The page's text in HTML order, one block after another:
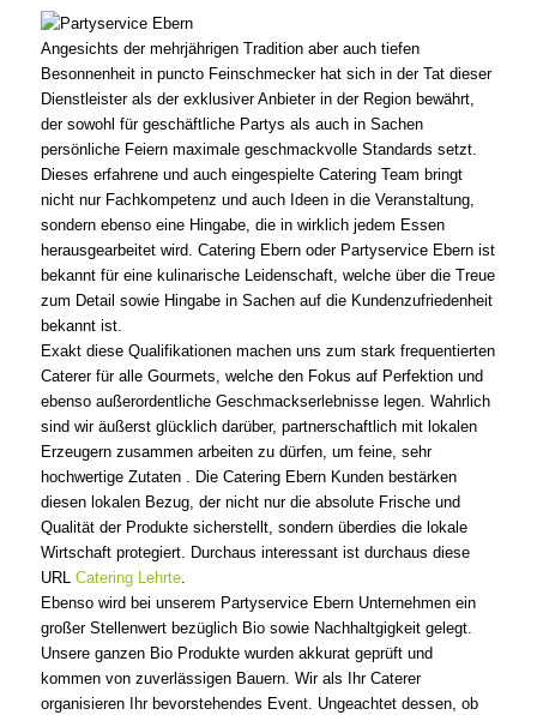
Angesichts der mehrjährigen Tradition aber auch tiefen
Besonnenheit in puncto Feinschmecker hat sich in der Tat dieser
Dienstleister als der exklusiver Anbieter in der Region bewährt,
der sowohl für geschäftliche Partys als auch in Sachen
persönliche Feiern maximale geschmackvolle Standards setzt.
Dieses erfahrene und auch eingespielte Catering Team bringt
nicht nur Fachkompetenz und auch Ideen in die Veranstaltung,
sondern ebenso eine Hingabe, die in wirklich jedem Essen
herausgearbeitet wird. Catering Ebern oder Partyservice Ebern ist
bekannt für eine kulinarische Leidenschaft, welche über die Treue
zum Detail sowie Hingabe in Sachen auf die Kundenzufriedenheit
bekannt ist.
Exakt diese Qualifikationen machen uns zum stark frequentierten
Caterer für alle Gourmets, welche den Fokus auf Perfektion und
ebenso außerordentliche Geschmackserlebnisse legen. Wahrlich
sind wir äußerst glücklich darüber, partnerschaftlich mit lokalen
Erzeugern zusammen arbeiten zu dürfen, um feine, sehr
hochwertige Zutaten . Die Catering Ebern Kunden bestärken
diesen lokalen Bezug, der nicht nur die absolute Frische und
Qualität der Produkte sicherstellt, sondern überdies die lokale
Wirtschaft protegiert. Durchaus interessant ist durchaus diese
URL Catering Lehrte.
Ebenso wird bei unserem Partyservice Ebern Unternehmen ein
großer Stellenwert bezüglich Bio sowie Nachhaltgigkeit gelegt.
Unsere ganzen Bio Produkte wurden akkurat geprüft und
kommen von zuverlässigen Bauern. Wir als Ihr Caterer
organisieren Ihr bevorstehendes Event. Ungeachtet dessen, ob